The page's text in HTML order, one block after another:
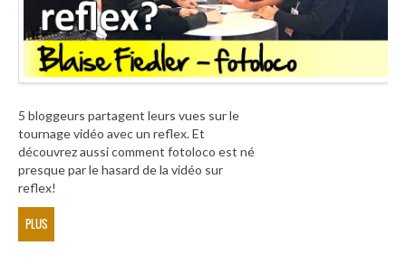
5 bloggeurs partagent leurs vues sur le
tournage vidéo avec un reflex. Et
découvrez aussi comment fotoloco est né
presque par le hasard de la vidéo sur
reflex!
PLUS